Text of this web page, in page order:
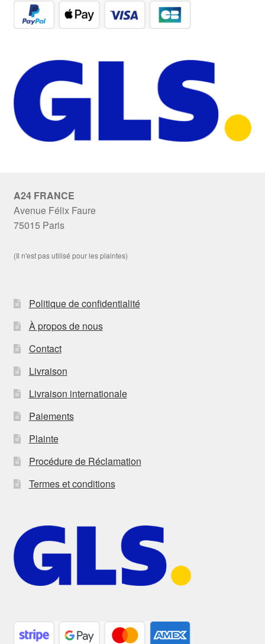
A24 FRANCE
Avenue Félix Faure
75015 Paris
(Il n'est pas utilisé pour les plaintes)
Politique de confidentialité
À propos de nous
Contact
Livraison
Livraison internationale
Paiements
Plainte
Procédure de Réclamation
Termes et conditions